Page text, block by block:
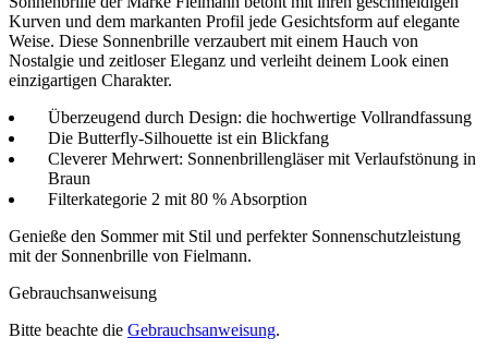
Kurven und dem markanten Profil jede Gesichtsform auf elegante
Weise. Diese Sonnenbrille verzaubert mit einem Hauch von
Nostalgie und zeitloser Eleganz und verleiht deinem Look einen
einzigartigen Charakter.
Überzeugend durch Design: die hochwertige Vollrandfassung
Die Butterfly-Silhouette ist ein Blickfang
Cleverer Mehrwert: Sonnenbrillengläser mit Verlaufstönung in
Braun
Filterkategorie 2 mit 80 % Absorption
Genieße den Sommer mit Stil und perfekter Sonnenschutzleistung
mit der Sonnenbrille von Fielmann.
Gebrauchsanweisung
Bitte beachte die Gebrauchsanweisung.